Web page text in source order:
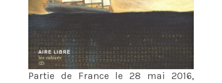
Partie de France le 28 mai 2016,